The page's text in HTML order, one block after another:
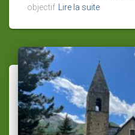
objectif Lire la suite